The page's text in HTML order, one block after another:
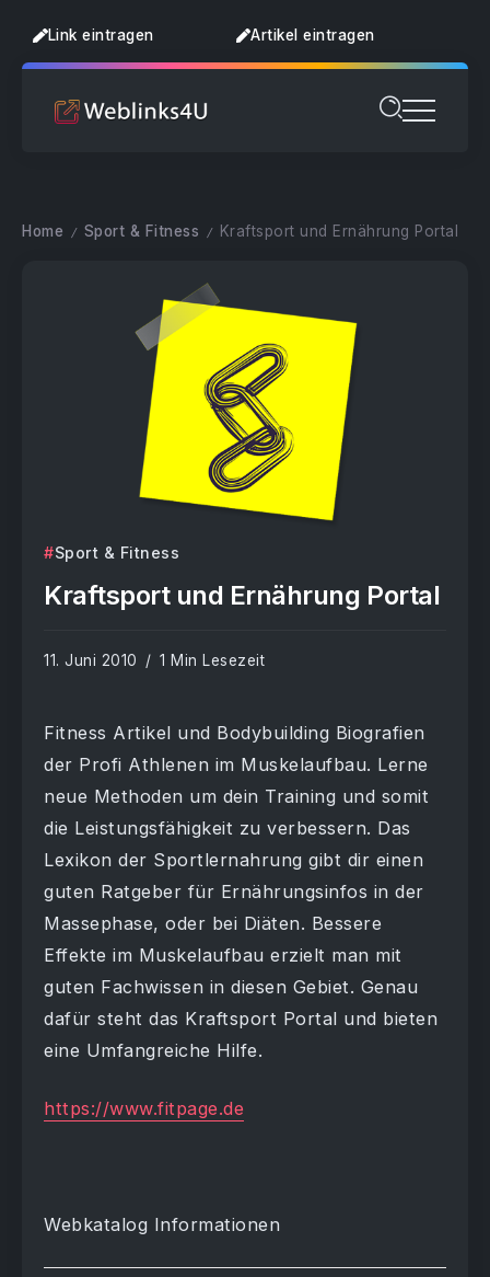
Link eintragen Artikel eintragen
Home / Sport & Fitness / Kraftsport und Ernährung Portal
Sport & Fitness
Kraftsport und Ernährung Portal
11. Juni 2010 1 Min Lesezeit
Fitness Artikel und Bodybuilding Biografien
der Profi Athlenen im Muskelaufbau. Lerne
neue Methoden um dein Training und somit
die Leistungsfähigkeit zu verbessern. Das
Lexikon der Sportlernahrung gibt dir einen
guten Ratgeber für Ernährungsinfos in der
Massephase, oder bei Diäten. Bessere
Effekte im Muskelaufbau erzielt man mit
guten Fachwissen in diesen Gebiet. Genau
dafür steht das Kraftsport Portal und bieten
eine Umfangreiche Hilfe.
https://www.fitpage.de
Webkatalog Informationen